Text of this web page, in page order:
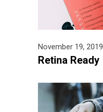
November 19, 2019
Retina Ready